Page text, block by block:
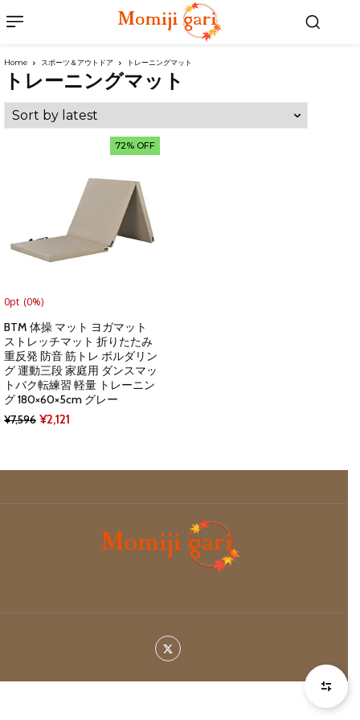
Home スポーツ＆アウトドア トレーニングマット
トレーニングマット
72% OFF
0pt (0%)
BTM 体操 マット ヨガマット
ストレッチマット 折りたたみ
重反発 防音 筋トレ ボルダリン
グ 運動三段 家庭用 ダンスマッ
トバク転練習 軽量 トレーニン
グ 180×60×5cm グレー
¥7,596 Original
¥2,121